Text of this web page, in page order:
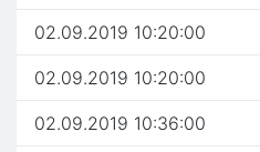
02.09.2019 10:20:00
02.09.2019 10:20:00
02.09.2019 10:36:00